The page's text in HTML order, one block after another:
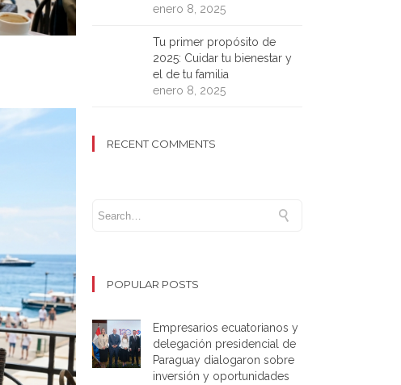
enero 8, 2025
Tu primer propósito de
2025: Cuidar tu bienestar y
el de tu familia
enero 8, 2025
RECENT COMMENTS
POPULAR POSTS
Empresarios ecuatorianos y
delegación presidencial de
Paraguay dialogaron sobre
inversión y oportunidades